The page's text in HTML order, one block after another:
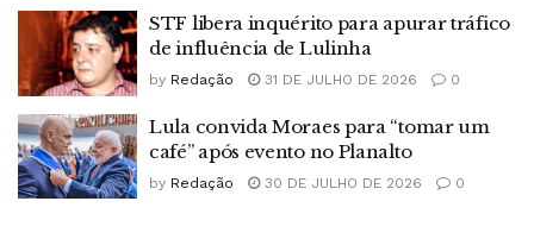
STF libera inquérito para apurar tráfico
de influência de Lulinha
by Redação 31 DE JULHO DE 2026 0
Lula convida Moraes para “tomar um
café” após evento no Planalto
by Redação 30 DE JULHO DE 2026 0